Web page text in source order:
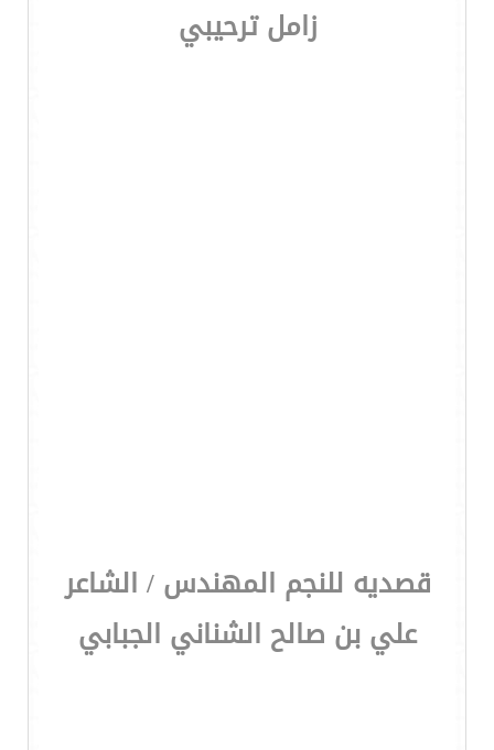
زامل ترحيبي
قصديه للنجم المهندس / الشاعر
علي بن صالح الشناني الجبابي